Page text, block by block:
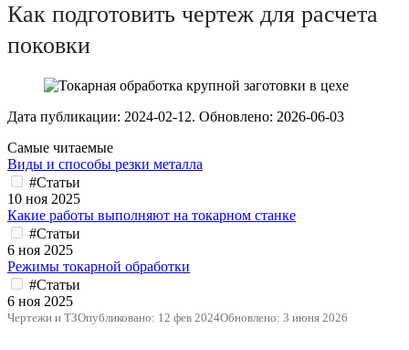
Как подготовить чертеж для расчета
поковки
Дата публикации: 2024-02-12. Обновлено: 2026-06-03
Самые читаемые
Виды и способы резки металла
#Статьи
10 ноя 2025
Какие работы выполняют на токарном станке
#Статьи
6 ноя 2025
Режимы токарной обработки
#Статьи
6 ноя 2025
Чертежи и ТЗОпубликовано: 12 фев 2024Обновлено: 3 июня 2026